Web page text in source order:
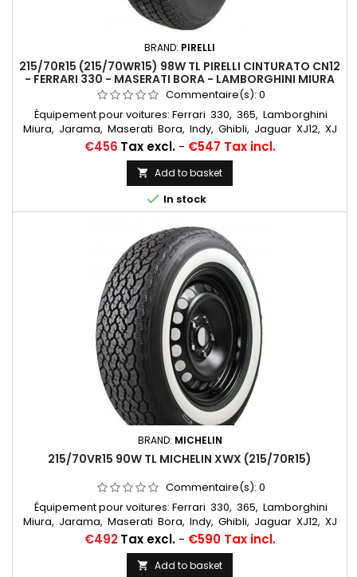
BRAND: PIRELLI
215/70R15 (215/70WR15) 98W TL PIRELLI CINTURATO CN12
- FERRARI 330 - MASERATI BORA - LAMBORGHINI MIURA
Commentaire(s): 0
Équipement pour voitures: Ferrari 330, 365, Lamborghini
Miura, Jarama, Maserati Bora, Indy, Ghibli, Jaguar XJ12, XJ
S Chambres à air conseillées: 15 F 13 Michelin Autres
appellations: 215/70R15, 215/70VR15, 215/70-15, 215/70x15,
215/70/15, 215/70ZR15, 215/70*15, 215/70/15, 215/70 VR 15, 215/70
R 15
Price
€456 Tax excl.- €547 Tax incl.
 Add to basket
 In stock
BRAND: MICHELIN
215/70VR15 90W TL MICHELIN XWX (215/70R15)
Commentaire(s): 0
Équipement pour voitures: Ferrari 330, 365, Lamborghini
Miura, Jarama, Maserati Bora, Indy, Ghibli, Jaguar XJ12, XJ
S Chambres à air conseillées: 15 F 13 Michelin Autres
appellations: 215/70R15, 215/70VR15, 215/70-15, 215/70x15,
215/70/15, 215/70ZR15, 215/70*15, 215/70/15, 215/70 VR 15, 215/70
Price
€492 Tax excl.- €590 Tax incl.
 Add to basket